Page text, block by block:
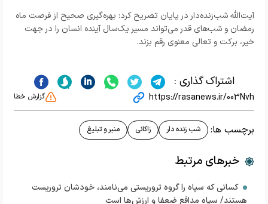
آیت‌الله شب‌زنده‌دار در پایان تصریح کرد: بهره‌گیری صحیح از فرصت ماه
رمضان و شب‌های قدر می‌تواند مسیر یک‌سال آینده انسان را در جهت
خیر، برکت و تعالی معنوی رقم بزند.
اشتراک گذاری :
https://rasanews.ir/003Nvh گزارش خطا
برچسب ها: شب زنده دار زاکانی منبر و تبلیغ
خبرهای مرتبط
کسانی که سپاه را گروه تروریستی می‌نامند، خودشان تروریست
هستند/ سپاه مدافع ضعفا و ارزش‌ها است